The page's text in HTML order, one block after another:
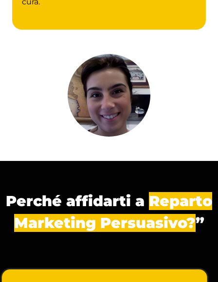
Perché affidarti a Reparto
Marketing Persuasivo?”